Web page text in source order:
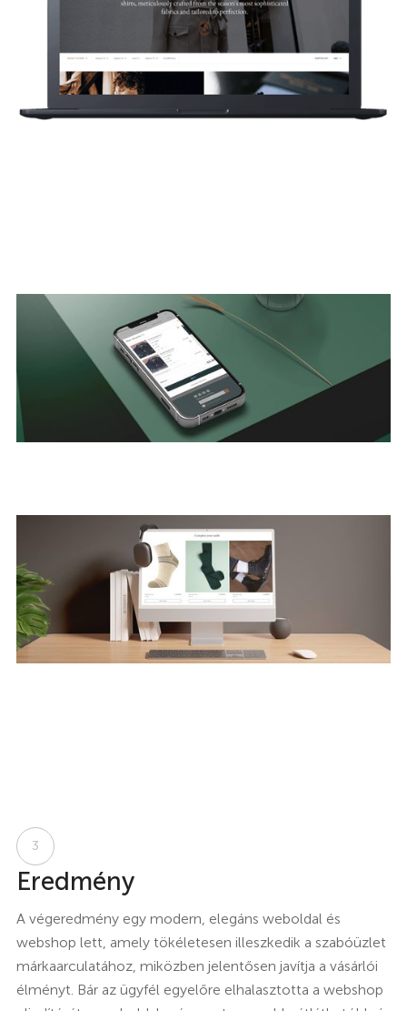
3
Eredmény
A végeredmény egy modern, elegáns weboldal és
webshop lett, amely tökéletesen illeszkedik a szabóüzlet
márkaarculatához, miközben jelentősen javítja a vásárlói
élményt. Bár az ügyfél egyelőre elhalasztotta a webshop